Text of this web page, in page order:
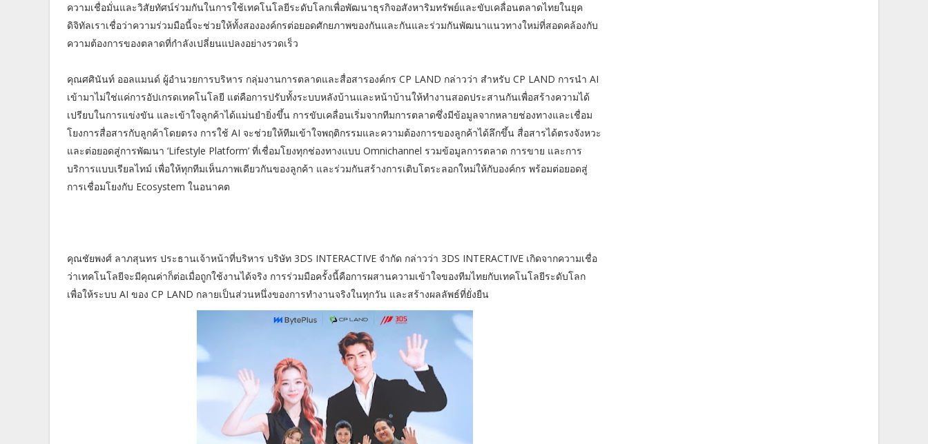
ความเชื่อมั่นและวิสัยทัศน์ร่วมกันในการใช้เทคโนโลยีระดับโลกเพื่อพัฒนาธุรกิจอสังหาริมทรัพย์และขับเคลื่อนตลาดไทยในยุค
ดิจิทัลเราเชื่อว่าความร่วมมือนี้จะช่วยให้ทั้งสององค์กรต่อยอดศักยภาพของกันและกันและร่วมกันพัฒนาแนวทางใหม่ที่สอดคล้องกับ
ความต้องการของตลาดที่กำลังเปลี่ยนแปลงอย่างรวดเร็ว
คุณศศินันท์ ออลแมนด์ ผู้อำนวยการบริหาร กลุ่มงานการตลาดและสื่อสารองค์กร CP LAND กล่าวว่า สำหรับ CP LAND การนำ AI
เข้ามาไม่ใช่แค่การอัปเกรดเทคโนโลยี แต่คือการปรับทั้งระบบหลังบ้านและหน้าบ้านให้ทำงานสอดประสานกันเพื่อสร้างความได้
เปรียบในการแข่งขัน และเข้าใจลูกค้าได้แม่นยำยิ่งขึ้น การขับเคลื่อนเริ่มจากทีมการตลาดซึ่งมีข้อมูลจากหลายช่องทางและเชื่อม
โยงการสื่อสารกับลูกค้าโดยตรง การใช้ AI จะช่วยให้ทีมเข้าใจพฤติกรรมและความต้องการของลูกค้าได้ลึกขึ้น สื่อสารได้ตรงจังหวะ
และต่อยอดสู่การพัฒนา ‘Lifestyle Platform’ ที่เชื่อมโยงทุกช่องทางแบบ Omnichannel รวมข้อมูลการตลาด การขาย และการ
บริการแบบเรียลไทม์ เพื่อให้ทุกทีมเห็นภาพเดียวกันของลูกค้า และร่วมกันสร้างการเติบโตระลอกใหม่ให้กับองค์กร พร้อมต่อยอดสู่
การเชื่อมโยงกับ Ecosystem ในอนาคต
คุณชัยพงศ์ ลาภสุนทร ประธานเจ้าหน้าที่บริหาร บริษัท 3DS INTERACTIVE จำกัด กล่าวว่า 3DS INTERACTIVE เกิดจากความเชื่อ
ว่าเทคโนโลยีจะมีคุณค่าก็ต่อเมื่อถูกใช้งานได้จริง การร่วมมือครั้งนี้คือการผสานความเข้าใจของทีมไทยกับเทคโนโลยีระดับโลก
เพื่อให้ระบบ AI ของ CP LAND กลายเป็นส่วนหนึ่งของการทำงานจริงในทุกวัน และสร้างผลลัพธ์ที่ยั่งยืน